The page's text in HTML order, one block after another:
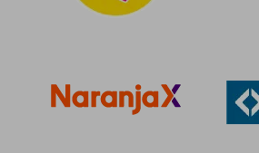
dcto. $ 40.860